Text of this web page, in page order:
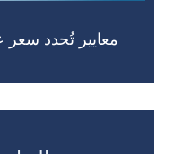
معايير تُحدد سعر